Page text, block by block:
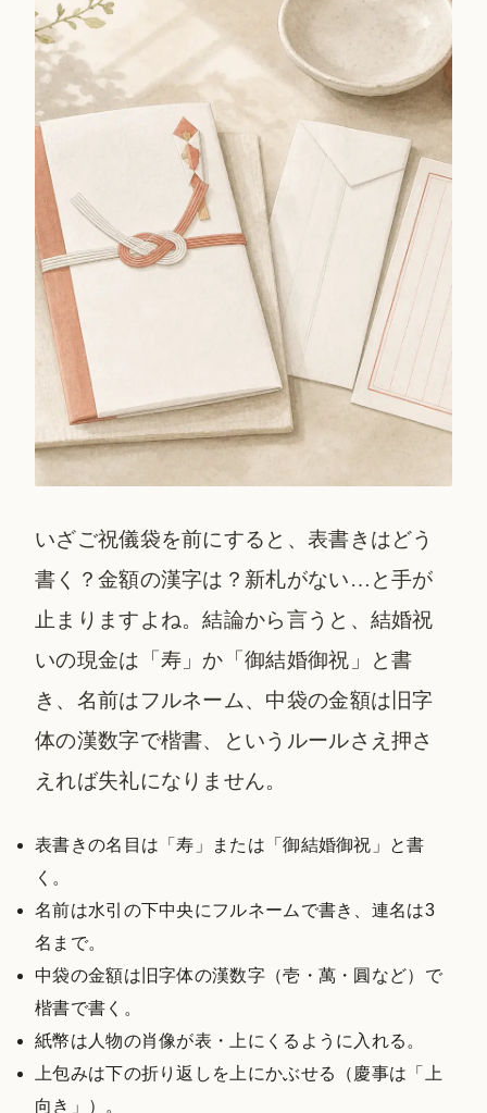
いざご祝儀袋を前にすると、表書きはどう
書く？金額の漢字は？新札がない…と手が
止まりますよね。結論から言うと、結婚祝
いの現金は「寿」か「御結婚御祝」と書
き、名前はフルネーム、中袋の金額は旧字
体の漢数字で楷書、というルールさえ押さ
えれば失礼になりません。
表書きの名目は「寿」または「御結婚御祝」と書
く。
名前は水引の下中央にフルネームで書き、連名は3
名まで。
中袋の金額は旧字体の漢数字（壱・萬・圓など）で
楷書で書く。
紙幣は人物の肖像が表・上にくるように入れる。
上包みは下の折り返しを上にかぶせる（慶事は「上
向き」）。